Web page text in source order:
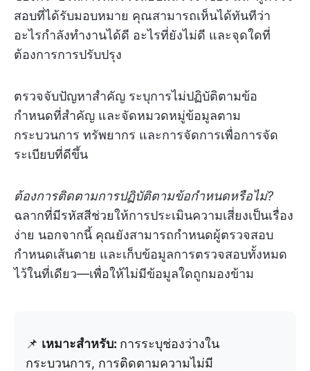
สอบที่ได้รับมอบหมาย คุณสามารถเห็นได้ทันทีว่า
อะไรกำลังทำงานได้ดี อะไรที่ยังไม่ดี และจุดใดที่
ต้องการการปรับปรุง
ตรวจจับปัญหาสำคัญ ระบุการไม่ปฏิบัติตามข้อ
กำหนดที่สำคัญ และจัดหมวดหมู่ข้อมูลตาม
กระบวนการ ทรัพยากร และการจัดการเพื่อการจัด
ระเบียบที่ดีขึ้น
ต้องการติดตามการปฏิบัติตามข้อกำหนดหรือไม่?
ฉลากที่มีรหัสสีช่วยให้การประเมินความเสี่ยงเป็นเรื่อง
ง่าย นอกจากนี้ คุณยังสามารถกำหนดผู้ตรวจสอบ
กำหนดเส้นตาย และเก็บข้อมูลการตรวจสอบทั้งหมด
ไว้ในที่เดียว—เพื่อให้ไม่มีข้อมูลใดถูกมองข้าม
📌 เหมาะสำหรับ: การระบุช่องว่างใน
กระบวนการ, การติดตามความไม่มี